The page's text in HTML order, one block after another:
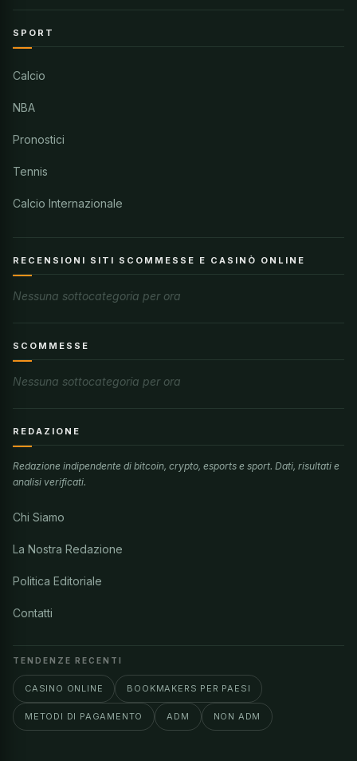
SPORT
Calcio
NBA
Pronostici
Tennis
Calcio Internazionale
RECENSIONI SITI SCOMMESSE E CASINÒ ONLINE
Nessuna sottocategoria per ora
SCOMMESSE
Nessuna sottocategoria per ora
REDAZIONE
Redazione indipendente di bitcoin, crypto, esports e sport. Dati, risultati e
analisi verificati.
Chi Siamo
La Nostra Redazione
Politica Editoriale
Contatti
TENDENZE RECENTI
CASINO ONLINE BOOKMAKERS PER PAESI
METODI DI PAGAMENTO ADM NON ADM